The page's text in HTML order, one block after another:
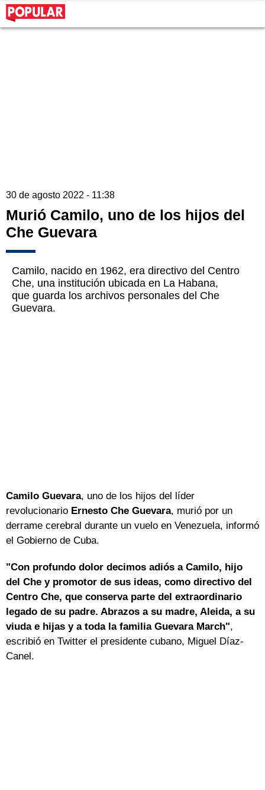
30 de agosto 2022 - 11:38
Murió Camilo, uno de los hijos del
Che Guevara
Camilo, nacido en 1962, era directivo del Centro
Che, una institución ubicada en La Habana,
que guarda los archivos personales del Che
Guevara.
Camilo Guevara, uno de los hijos del líder
revolucionario Ernesto Che Guevara, murió por un
derrame cerebral durante un vuelo en Venezuela, informó
el Gobierno de Cuba.
"Con profundo dolor decimos adiós a Camilo, hijo
del Che y promotor de sus ideas, como directivo del
Centro Che, que conserva parte del extraordinario
legado de su padre. Abrazos a su madre, Aleida, a su
viuda e hijas y a toda la familia Guevara March",
escribió en Twitter el presidente cubano, Miguel Díaz-
Canel.